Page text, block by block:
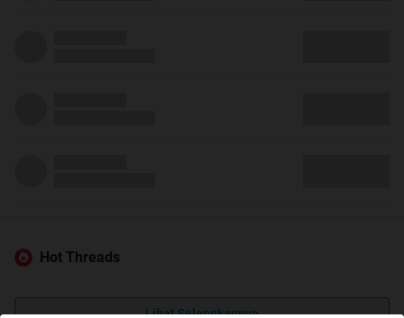
Hot Threads
Lihat Selengkapnya